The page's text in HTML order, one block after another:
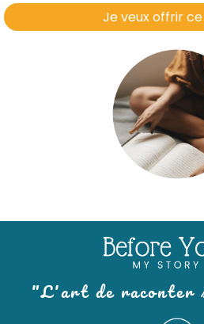
Je veux offrir
"L'art de raconter